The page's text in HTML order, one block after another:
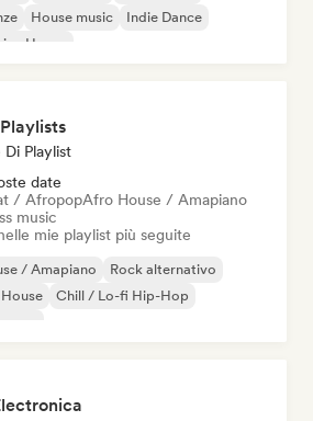
House music
Indie Dance
House
Playlist
date
/ AfropopAfro House / Amapiano
music
mie playlist più seguite
/ Amapiano
Rock alternativo
Chill / Lo-fi Hip-Hop
pop